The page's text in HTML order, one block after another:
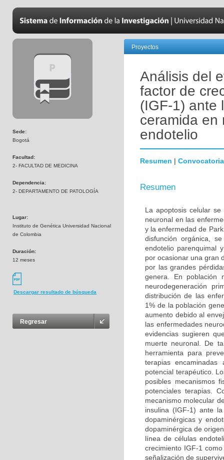
Sede:
Bogotá
Facultad:
2- FACULTAD DE MEDICINA
Dependencia:
2- DEPARTAMENTO DE PATOLOGÍA
Lugar:
Instituto de Genética Universidad Nacional
de Colombia
Duración:
12 meses
Descargar resultado de búsqueda
Regresar
Proyectos
Análisis del
factor de
(IGF-1) ante
ceramida en
endotelio
Resumen | Convocatoria
Resumen
La apoptosis celular
neuronal en las
y la enfermedad de
disfunción orgánica,
endotelio parenquimal
por ocasionar una gran
por las grandes
genera. En población
neurodegeneración
distribución de las
1% de la población
aumento debido al
las enfermedades
evidencias sugieren
muerte neuronal. De
herramienta para
terapias
potencial terapéutico.
posibles mecanismos
potenciales terapias.
mecanismo molecular
insulina (IGF-1) ante
dopaminérgicas y
dopaminérgica de
línea de células
crecimiento IGF-1
señalización de